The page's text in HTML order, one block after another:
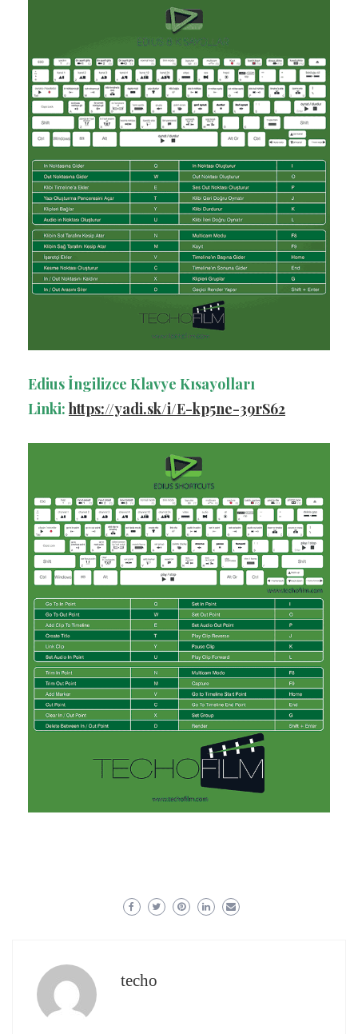
Edius İngilizce Klavye Kısayolları
Linki: https://yadi.sk/i/E-kp5ne-39rS62
techo